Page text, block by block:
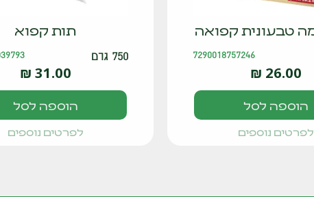
טבעונית קפואה
7290018757246
26.00
₪
הוספה לסל
לפרטים נוספים
תות קפוא
750 גרם
31.00
₪
הוספה לסל
לפרטים נוספים